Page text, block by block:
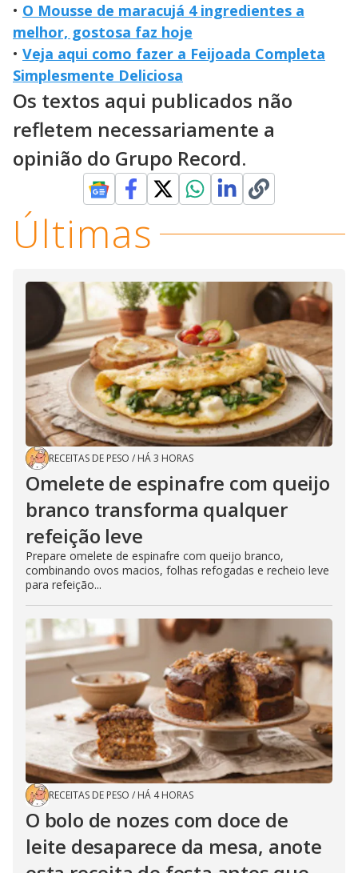
• O Mousse de maracujá 4 ingredientes a
melhor, gostosa faz hoje
• Veja aqui como fazer a Feijoada Completa
Simplesmente Deliciosa
Os textos aqui publicados não
refletem necessariamente a
opinião do Grupo Record.
Últimas
RECEITAS DE PESO / HÁ 3 HORAS
Omelete de espinafre com queijo
branco transforma qualquer
refeição leve
Prepare omelete de espinafre com queijo branco,
combinando ovos macios, folhas refogadas e recheio leve
para refeição...
RECEITAS DE PESO / HÁ 4 HORAS
O bolo de nozes com doce de
leite desaparece da mesa, anote